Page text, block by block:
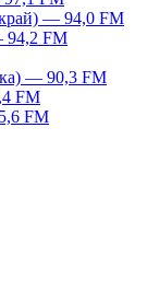
— 94,0 FM
94,2 FM
— 90,3 FM
FM
FM